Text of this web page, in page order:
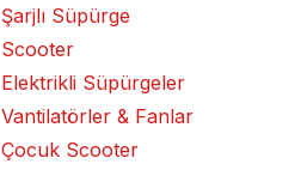
Şarjlı Süpürge
Scooter
Elektrikli Süpürgeler
Vantilatörler & Fanlar
Çocuk Scooter